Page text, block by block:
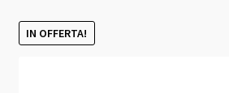
Chi siamo
IN OFFERTA!